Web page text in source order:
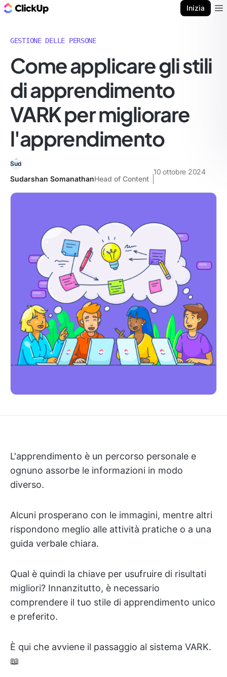
Inizia
GESTIONE DELLE PERSONE
Come applicare gli stili
di apprendimento
VARK per migliorare
l'apprendimento
Sudarshan SomanathanHead of Content
10 ottobre 2024
L'apprendimento è un percorso personale e
ognuno assorbe le informazioni in modo
diverso.
Alcuni prosperano con le immagini, mentre altri
rispondono meglio alle attività pratiche o a una
guida verbale chiara.
Qual è quindi la chiave per usufruire di risultati
migliori? Innanzitutto, è necessario
comprendere il tuo stile di apprendimento unico
e preferito.
È qui che avviene il passaggio al sistema VARK.
📖